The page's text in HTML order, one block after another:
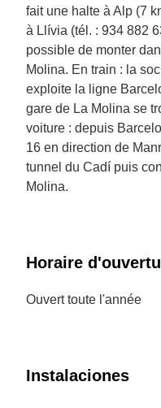
fait une halte à Alp (7
à Llívia (tél. : 934 882
possible de monter
Molina. En train : la
exploite la ligne
gare de La Molina se
voiture : depuis
16 en direction de
tunnel du Cadí puis
Molina.
Horaire
Ouvert toute l'année
Instalaciones